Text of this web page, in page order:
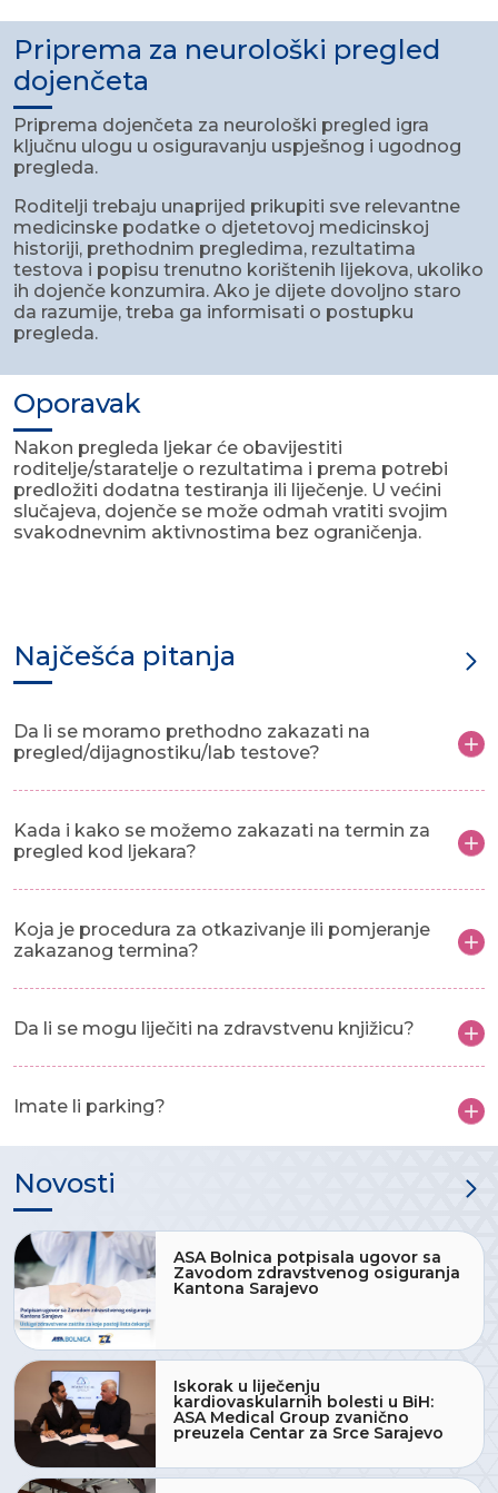
Priprema za neurološki pregled
dojenčeta
Priprema dojenčeta za neurološki pregled igra
ključnu ulogu u osiguravanju uspješnog i ugodnog
pregleda.
Roditelji trebaju unaprijed prikupiti sve relevantne
medicinske podatke o djetetovoj medicinskoj
historiji, prethodnim pregledima, rezultatima
testova i popisu trenutno korištenih lijekova, ukoliko
ih dojenče konzumira. Ako je dijete dovoljno staro
da razumije, treba ga informisati o postupku
pregleda.
Oporavak
Nakon pregleda ljekar će obavijestiti
roditelje/staratelje o rezultatima i prema potrebi
predložiti dodatna testiranja ili liječenje. U većini
slučajeva, dojenče se može odmah vratiti svojim
svakodnevnim aktivnostima bez ograničenja.
Najčešća pitanja
Da li se moramo prethodno zakazati na
pregled/dijagnostiku/lab testove?
Kada i kako se možemo zakazati na termin za
pregled kod ljekara?
Koja je procedura za otkazivanje ili pomjeranje
zakazanog termina?
Da li se mogu liječiti na zdravstvenu knjižicu?
Imate li parking?
Novosti
ASA Bolnica potpisala ugovor sa
Zavodom zdravstvenog osiguranja
Kantona Sarajevo
Iskorak u liječenju
kardiovaskularnih bolesti u BiH:
ASA Medical Group zvanično
preuzela Centar za Srce Sarajevo